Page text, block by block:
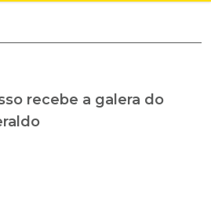
recebe a galera do